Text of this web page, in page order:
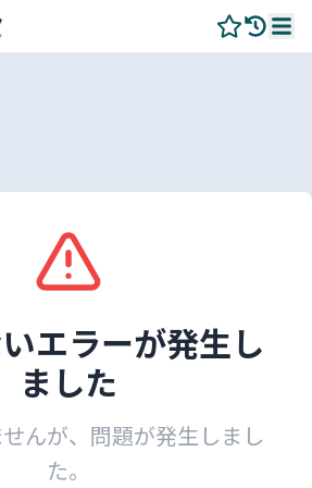
エラーが発生し
ました
んが、問題が発生しまし
た。